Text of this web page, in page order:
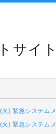
サイ
火) 緊急システム
火) 緊急システム